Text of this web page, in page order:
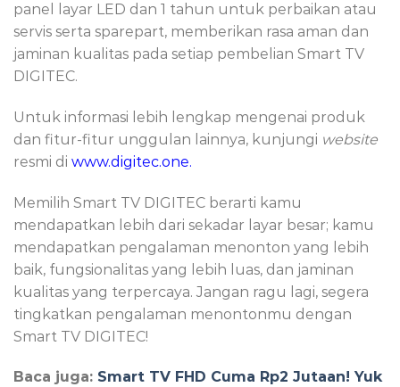
panel layar LED dan 1 tahun untuk perbaikan atau
servis serta sparepart, memberikan rasa aman dan
jaminan kualitas pada setiap pembelian Smart TV
DIGITEC.
Untuk informasi lebih lengkap mengenai produk
dan fitur-fitur unggulan lainnya, kunjungi website
resmi di www.digitec.one.
Memilih Smart TV DIGITEC berarti kamu
mendapatkan lebih dari sekadar layar besar; kamu
mendapatkan pengalaman menonton yang lebih
baik, fungsionalitas yang lebih luas, dan jaminan
kualitas yang terpercaya. Jangan ragu lagi, segera
tingkatkan pengalaman menontonmu dengan
Smart TV DIGITEC!
Baca juga: Smart TV FHD Cuma Rp2 Jutaan! Yuk